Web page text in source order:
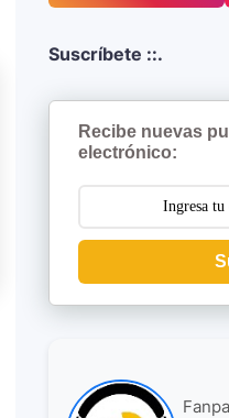
Suscríbete ::.
Recibe nuevas
electrónico: